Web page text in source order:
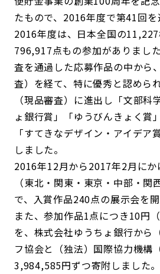
たもので、2016年度で第41回を
2016年度は、日本全国の
796,917点もの参加がありまし
査を通過した応募作品の中から
査）を経て、特に優秀と認めら
（現品審査）に進出し「文部科
ょ銀行賞」「ゆうびんきょく賞
「すてきなデザイン・アイデア
しました。
2016年12月から2017年2月にか
（東北・関東・東京・中部・関
で、入賞作品240点の展示会を開
また、参加作品1点につき10円
を、株式会社ゆうちょ銀行から
フ協会と（独法）国際協力機構
3,984,585円ずつ寄附しました